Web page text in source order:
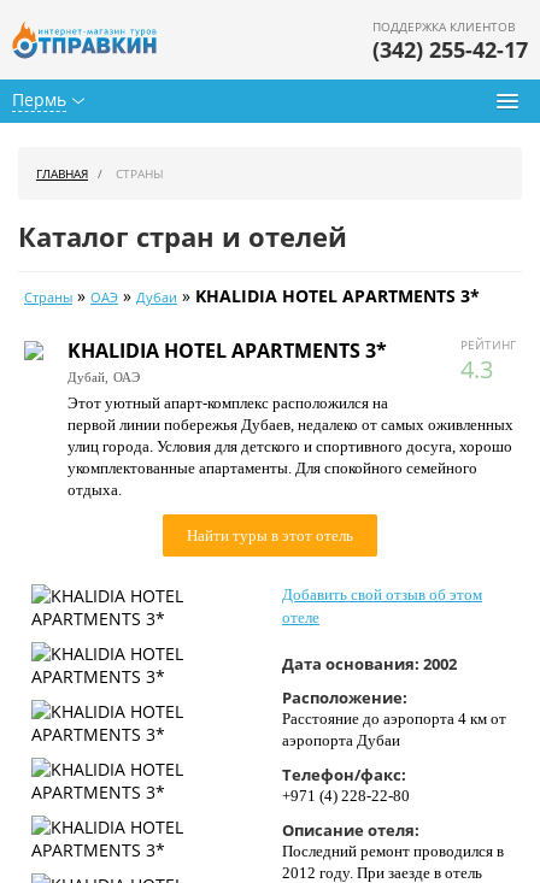
Пермь
ПОДДЕРЖКА КЛИЕНТОВ
(342) 255-42-17
Календарь туров
Цены дня
Страны
Как купить
ГЛАВНАЯ СТРАНЫ
Каталог стран и отелей
Страны » ОАЭ » Дубаи » KHALIDIA HOTEL APARTMENTS 3*
РЕЙТИНГ
4.3
KHALIDIA HOTEL APARTMENTS 3*
Дубай, ОАЭ
Этот уютный апарт-комплекс расположился на
первой линии побережья Дубаев, недалеко от самых оживленных
улиц города. Условия для детского и спортивного досуга, хорошо
укомплектованные апартаменты. Для спокойного семейного
отдыха.
Найти туры в этот отель
Добавить свой отзыв об этом
отеле
Дата основания: 2002
Расположение:
Расстояние до аэропорта 4 км от
аэропорта Дубаи
Телефон/факс:
+971 (4) 228-22-80
Описание отеля:
Последний ремонт проводился в
2012 году. При заезде в отель